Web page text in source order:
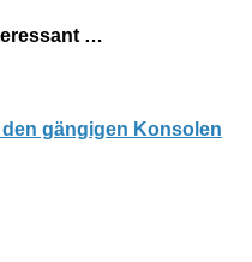
…
gängigen Konsolen